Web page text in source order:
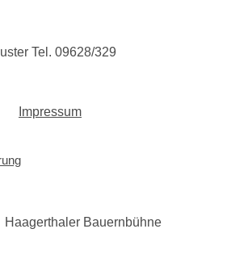
Tel. 09628/329
Impressum
Bauernbühne